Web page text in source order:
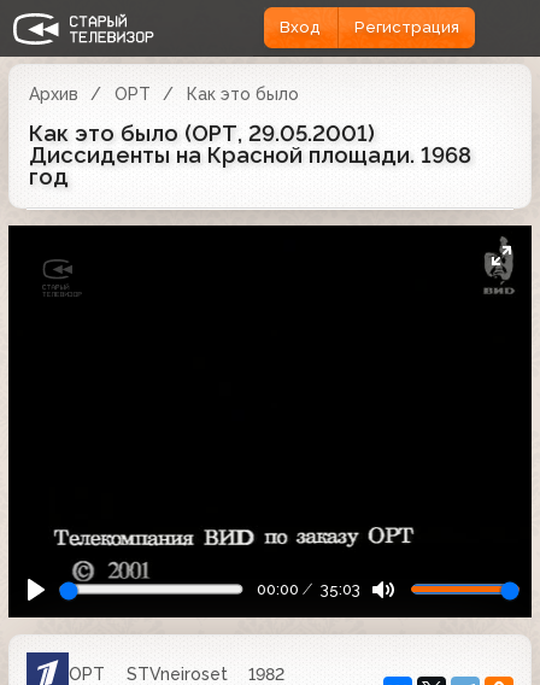
Вход Регистрация
Архив ОРТ Как это было
Как это было (ОРТ, 29.05.2001)
Диссиденты на Красной площади. 1968
год
00:00 35:03
ОРТ STVneiroset
1982